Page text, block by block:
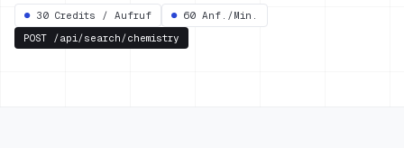
● 30 Credits / Aufruf ● 60 Anf./Min.
POST /api/search/chemistry